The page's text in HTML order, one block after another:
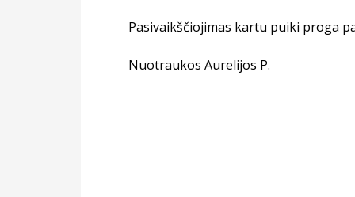
Pasivaikščiojimas kartu puiki proga
Nuotraukos Aurelijos P.